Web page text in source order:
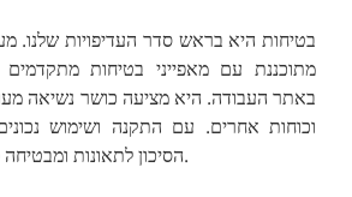
בטיחות היא בראש סדר העדיפויות שלנו.
מתוכננת עם מאפייני בטיחות
באתר העבודה. היא מציעה כושר נשיאה
וכוחות אחרים. עם התקנה ושימוש
הסיכון לתאונות ומבטיחה סביבת עבודה בטוחה.